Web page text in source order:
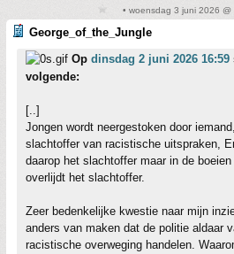
• woensdag 3 juni 2026 @
George_of_the_Jungle
Op dinsdag 2 juni 2026 16:59
volgende:
[..]
Jongen wordt neergestoken door
slachtoffer van racistische uitspraken,
daarop het slachtoffer maar in de
overlijdt het slachtoffer.
Zeer bedenkelijke kwestie naar mijn
anders van maken dat de politie aldaar
racistische overweging handelen.